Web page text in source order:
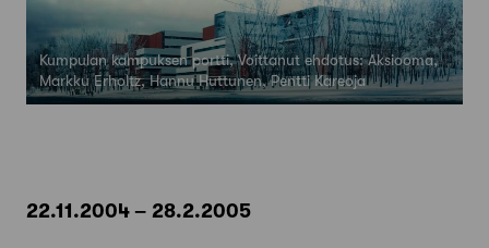
Kumpulan kampuksen portti, Voittanut ehdotus: Aksiooma,
Markku Erholtz, Hannu Huttunen, Pentti Kareoja
22.11.2004 – 28.2.2005